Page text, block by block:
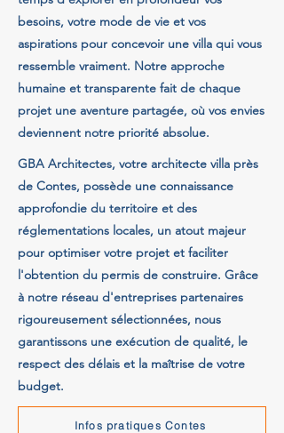
besoins, votre mode de vie et vos
aspirations pour concevoir une villa qui vous
ressemble vraiment. Notre approche
humaine et transparente fait de chaque
projet une aventure partagée, où vos envies
deviennent notre priorité absolue.
GBA Architectes, votre architecte villa près
de Contes, possède une connaissance
approfondie du territoire et des
réglementations locales, un atout majeur
pour optimiser votre projet et faciliter
l'obtention du permis de construire. Grâce
à notre réseau d'entreprises partenaires
rigoureusement sélectionnées, nous
garantissons une exécution de qualité, le
respect des délais et la maîtrise de votre
budget.
Infos pratiques Contes